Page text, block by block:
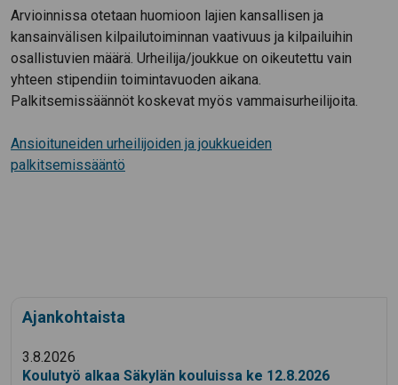
Arvioinnissa otetaan huomioon lajien kansallisen ja
kansainvälisen kilpailutoiminnan vaativuus ja kilpailuihin
osallistuvien määrä. Urheilija/joukkue on oikeutettu vain
yhteen stipendiin toimintavuoden aikana.
Palkitsemissäännöt koskevat myös vammaisurheilijoita.
Ansioituneiden urheilijoiden ja joukkueiden
palkitsemissääntö
Ajankohtaista
3.8.2026
Koulutyö alkaa Säkylän kouluissa ke 12.8.2026